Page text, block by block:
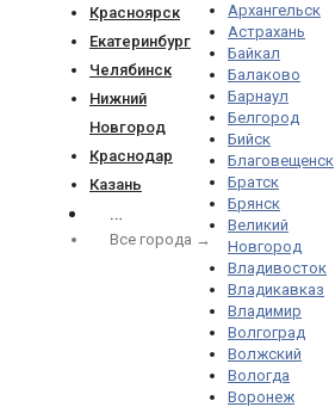
Красноярск
Екатеринбург
Челябинск
Нижний
Новгород
Краснодар
Казань
…
Все города →
Архангельск
Астрахань
Байкал
Балаково
Барнаул
Белгород
Бийск
Благовещенск
Братск
Брянск
Великий
Новгород
Владивосток
Владикавказ
Владимир
Волгоград
Волжский
Вологда
Воронеж